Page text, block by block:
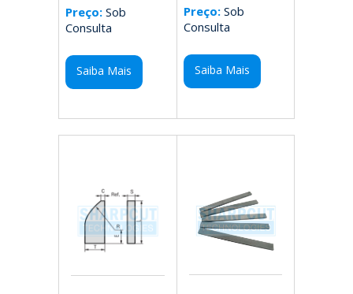
Preço: Sob
Consulta
Saiba Mais
Preço:Sob
Consulta
Saiba Mais